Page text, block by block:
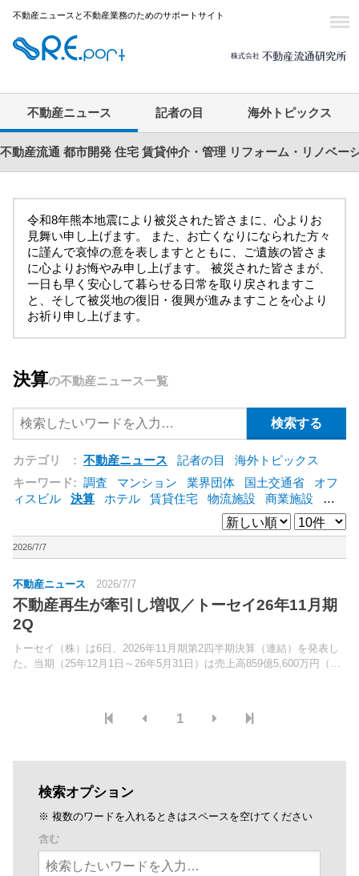
不動産ニュースと不動産業務のためのサポートサイト
不動産ニュース 記者の目 海外トピックス
不動産流通 都市開発 住宅 賃貸仲介・管理 リフォーム・リノベー
令和8年熊本地震により被災された皆さまに、心よりお
見舞い申し上げます。 また、お亡くなりになられた方々
に謹んで哀悼の意を表しますとともに、ご遺族の皆さま
に心よりお悔やみ申し上げます。 被災された皆さまが、
一日も早く安心して暮らせる日常を取り戻されますこ
と、そして被災地の復旧・復興が進みますことを心より
お祈り申し上げます。
決算の不動産ニュース一覧
カテゴリ : 不動産ニュース 記者の目
海外トピックス
キーワード: 調査 マンション 業界団体 国土交通省
オフ
ィスビル
決算 ホテル 賃貸住宅 物流施設 商業施設
海
東急不動産 賃料
ア
野村不動産 ZEH [+]
2026/7/7
不動産ニュース 2026/7/7
不動産再生が牽引し増収／トーセイ26年11月期
2Q
トーセイ（株）は6日、2026年11月期第2四半期決算（連結）を発表し
た。当期（25年12月1日～26年5月31日）は売上高859億5,600万円（前
1
検索オプション
※ 複数のワードを入れるときはスペースを空けてください
含む